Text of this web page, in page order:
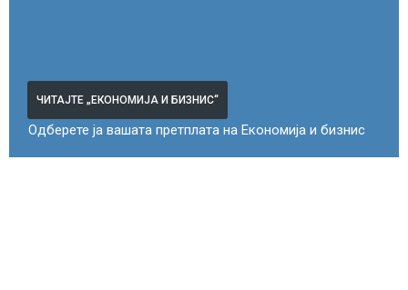
ЧИТАЈТЕ „ЕКОНОМИЈА И БИЗНИС“
Одберете ја вашата претплата на Економија и бизнис